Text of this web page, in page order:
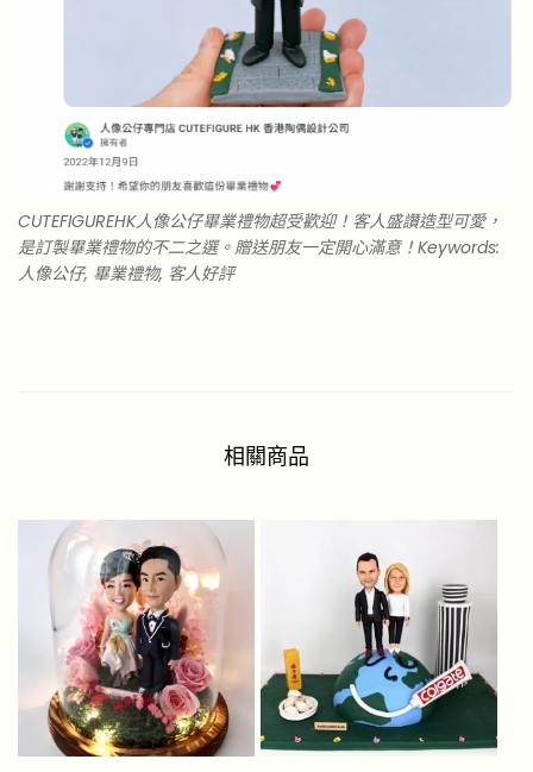
CUTEFIGUREHK人像公仔畢業禮物超受歡迎！客人盛讚造型可愛，
是訂製畢業禮物的不二之選。贈送朋友一定開心滿意！Keywords:
人像公仔, 畢業禮物, 客人好評
相關商品